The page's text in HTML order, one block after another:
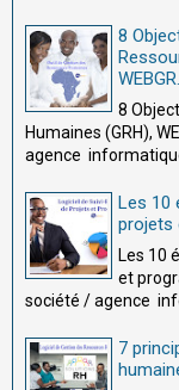
8
8
Humaines (GRH),
agence informatique
Les 10
projets
Les 10
et
société / agence
7